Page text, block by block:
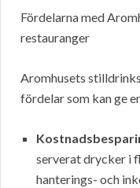
Fördelarna med
restauranger
Aromhusets
fördelar som kan ge
serverat drycker i
hanterings- och